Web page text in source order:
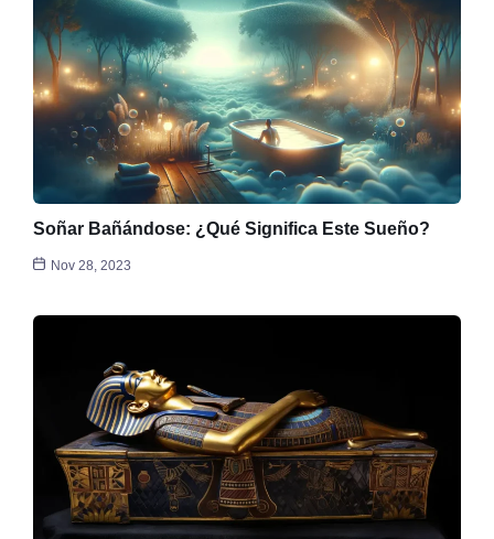
Soñar Bañándose: ¿Qué Significa Este Sueño?
Nov 28, 2023